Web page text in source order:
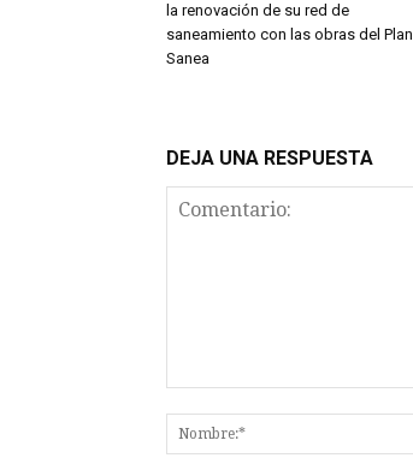
la renovación de su red de
saneamiento con las obras del Plan
Sanea
DEJA UNA RESPUESTA